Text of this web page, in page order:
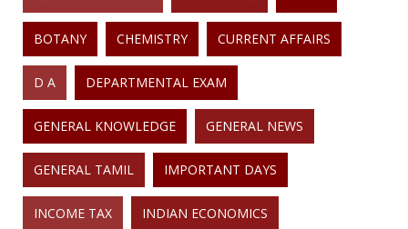
BOTANY CHEMISTRY CURRENT AFFAIRS
D A DEPARTMENTAL EXAM
GENERAL KNOWLEDGE GENERAL NEWS
GENERAL TAMIL IMPORTANT DAYS
INCOME TAX INDIAN ECONOMICS